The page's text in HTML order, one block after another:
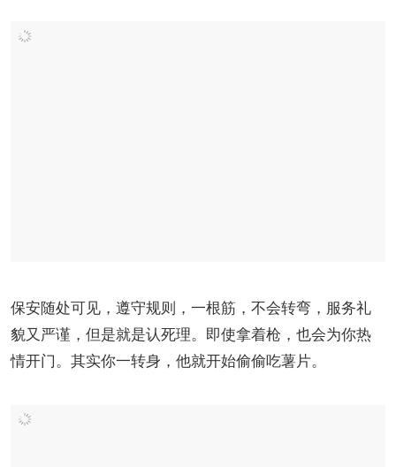
保安随处可见，遵守规则，一根筋，不会转弯，服务礼
貌又严谨，但是就是认死理。即使拿着枪，也会为你热
情开门。其实你一转身，他就开始偷偷吃薯片。